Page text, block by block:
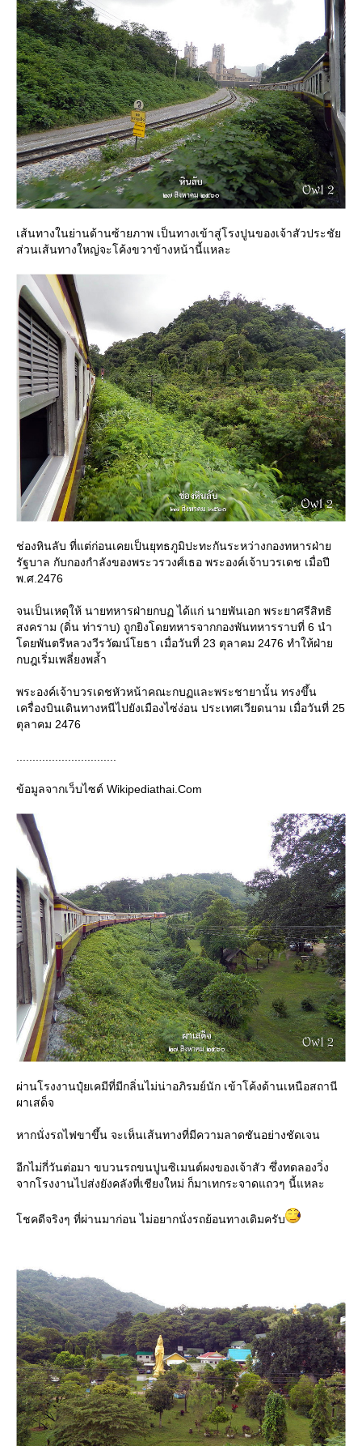
เส้นทางในย่านด้านซ้ายภาพ เป็นทางเข้าสู่โรงปูนของเจ้าสัวประชั
ส่วนเส้นทางใหญ่จะโค้งขวาข้างหน้านี้แหละ
ช่องหินลับ ที่แต่ก่อนเคยเป็นยุทธภูมิปะทะกันระหว่างกองทหารฝ่า
รัฐบาล กับกองกำลังของพระวรวงศ์เธอ พระองค์เจ้าบวรเดช เมื่อปี
พ.ศ.2476
จนเป็นเหตุให้ นายทหารฝ่ายกบฏ ได้แก่ นายพันเอก พระยาศรีสิทธิ
สงคราม (ดิ่น ท่าราบ) ถูกยิงโดยทหารจากกองพันทหารราบที่ 6 นำ
ดยพันตรีหลวงวีรวัฒน์โยธา เมื่อวันที่ 23 ตุลาคม 2476 ทำให้ฝ่า
กบฎเริ่มเพลี่ยงพล้ำ
พระองค์เจ้าบวรเดชหัวหน้าคณะกบฏและพระชายานั้น ทรงขึ้น
เครื่องบินเดินทางหนีไปยังเมืองไซ่ง่อน ประเทศเวียดนาม เมื่อวันที่ 25
ตุลาคม 2476
ข้อมูลจากเว็บไซต์ Wikipediathai.Com
ผ่านโรงงานปุ๋ยเคมีที่มีกลิ่นไม่น่าอภิรมย์นัก เข้าโค้งด้านเหนือสถานี
ผาเสด็จ
หากนั่งรถไฟขาขึ้น จะเห็นเส้นทางที่มีความลาดชันอย่างชัดเจน
อีกไม่กี่วันต่อมา ขบวนรถขนปูนซิเมนต์ผงของเจ้าสัว ซึ่งทดลองวิ่ง
จากโรงงานไปส่งยังคลังที่เชียงใหม่ ก็มาเทกระจาดแถวๆ นี้แหละ
ชคดีจริงๆ ที่ผ่านมาก่อน ไม่อยากนั่งรถย้อนทางเดิมครับ